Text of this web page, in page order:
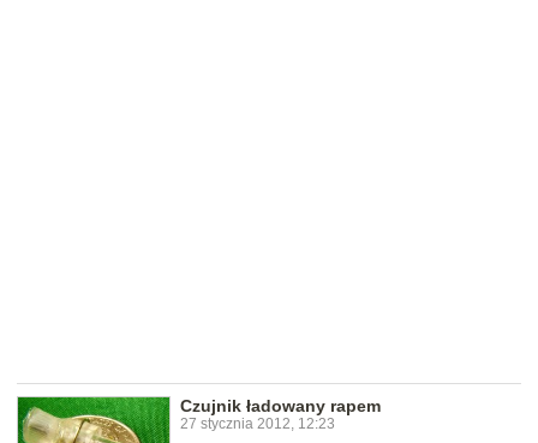
Czujnik ładowany rapem
27 stycznia 2012, 12:23